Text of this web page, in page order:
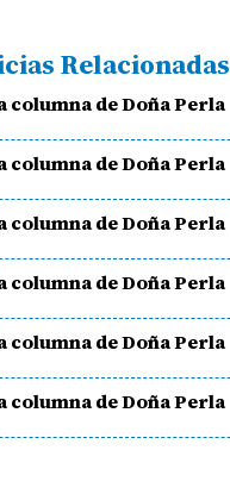
Relacionadas
columna de Doña Perla
columna de Doña Perla
columna de Doña Perla
columna de Doña Perla
columna de Doña Perla
columna de Doña Perla